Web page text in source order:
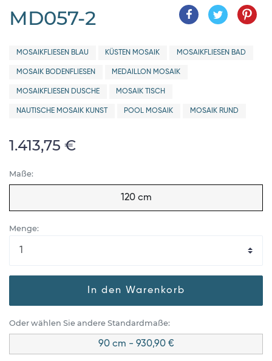
MD057-2
MOSAIKFLIESEN BLAU KÜSTEN MOSAIK MOSAIKFLIESEN BAD
MOSAIK BODENFLIESEN MEDAILLON MOSAIK
MOSAIKFLIESEN DUSCHE MOSAIK TISCH
NAUTISCHE MOSAIK KUNST POOL MOSAIK MOSAIK RUND
1.413,75 €
Maße:
120 cm
Menge:
In den Warenkorb
Oder wählen Sie andere Standardmaße:
90 cm - 930,90 €